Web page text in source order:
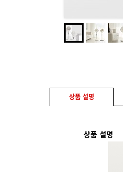
상품 설명
상품 설명